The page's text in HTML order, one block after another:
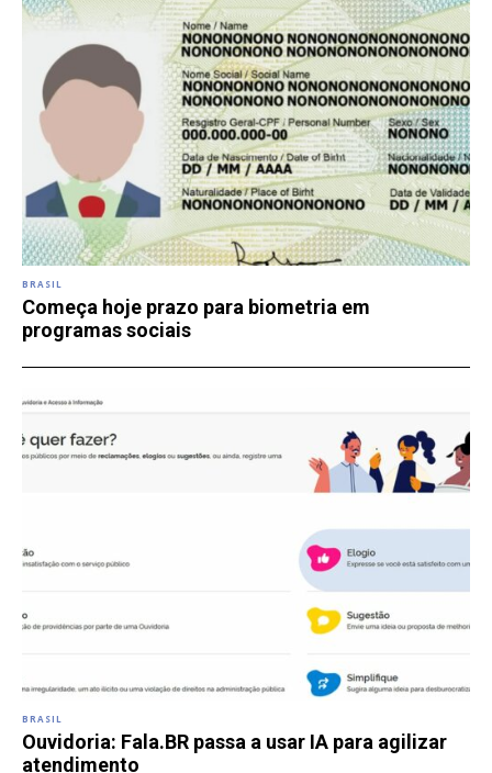
BRASIL
Começa hoje prazo para biometria em
programas sociais
BRASIL
Ouvidoria: Fala.BR passa a usar IA para agilizar
atendimento